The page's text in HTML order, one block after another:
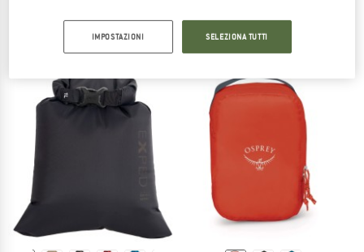
Sacca
da 12,95 €
5,0(1)
Sacca
33,95 €
(0)
IMPOSTAZIONI SELEZIONA TUTTI